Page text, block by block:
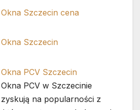
Okna Szczecin cena
Okna Szczecin
Okna PCV Szczecin
Okna PCV w Szczecinie
zyskują na popularności z